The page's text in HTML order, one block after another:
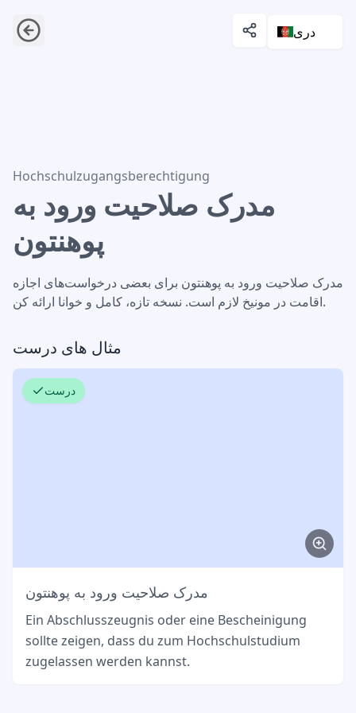
دری
مدرک صلاحیت ورود به پوهنتون
Hochschulzugangsberechtigung
مدرک صلاحیت ورود به
پوهنتون
مدرک صلاحیت ورود به پوهنتون برای بعضی درخواست‌های اجازه
اقامت در مونیخ لازم است. نسخه تازه، کامل و خوانا ارائه کن.
مثال های درست
درست
مدرک صلاحیت ورود به پوهنتون
Ein Abschlusszeugnis oder eine Bescheinigung
sollte zeigen, dass du zum Hochschulstudium
zugelassen werden kannst.